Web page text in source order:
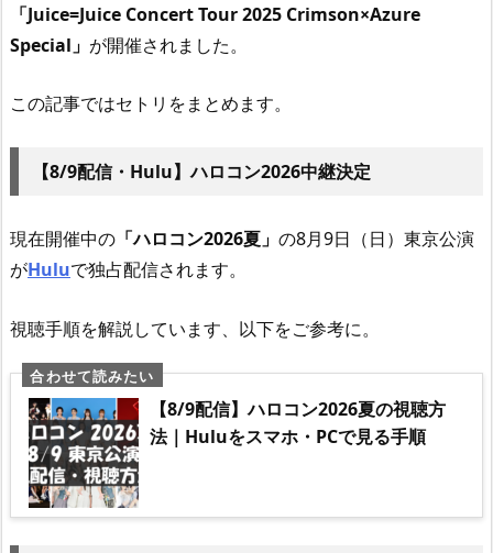
「Juice=Juice Concert Tour 2025 Crimson×Azure
Special 」 が開催されました。
この記事ではセトリをまとめます。
【8/9配信・Hulu】ハロコン2026中継決定
現在開催中の 「ハロコン2026夏」 の8月9日（日）東京公演
がHuluで独占配信されます。
視聴手順を解説しています、以下をご参考に。
【8/9配信】ハロコン2026夏の視聴方
法｜Huluをスマホ・PCで見る手順